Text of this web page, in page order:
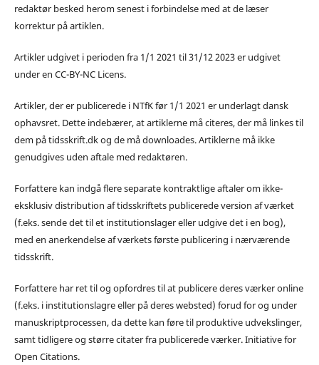
redaktør besked herom senest i forbindelse med at de læser
korrektur på artiklen.
Artikler udgivet i perioden fra 1/1 2021 til 31/12 2023 er udgivet
under en CC-BY-NC Licens.
Artikler, der er publicerede i NTfK før 1/1 2021 er underlagt dansk
ophavsret. Dette indebærer, at artiklerne må citeres, der må linkes til
dem på tidsskrift.dk og de må downloades. Artiklerne må ikke
genudgives uden aftale med redaktøren.
Forfattere kan indgå flere separate kontraktlige aftaler om ikke-
eksklusiv distribution af tidsskriftets publicerede version af værket
(f.eks. sende det til et institutionslager eller udgive det i en bog),
med en anerkendelse af værkets første publicering i nærværende
tidsskrift.
Forfattere har ret til og opfordres til at publicere deres værker online
(f.eks. i institutionslagre eller på deres websted) forud for og under
manuskriptprocessen, da dette kan føre til produktive udvekslinger,
samt tidligere og større citater fra publicerede værker. Initiative for
Open Citations.